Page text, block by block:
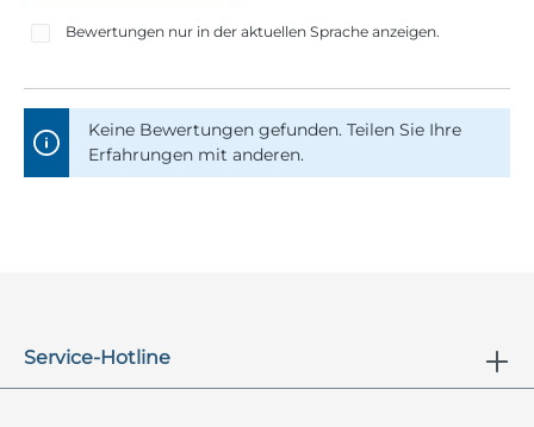
Bewertungen nur in der aktuellen Sprache anzeigen.
Keine Bewertungen gefunden. Teilen Sie Ihre
Erfahrungen mit anderen.
Service-Hotline